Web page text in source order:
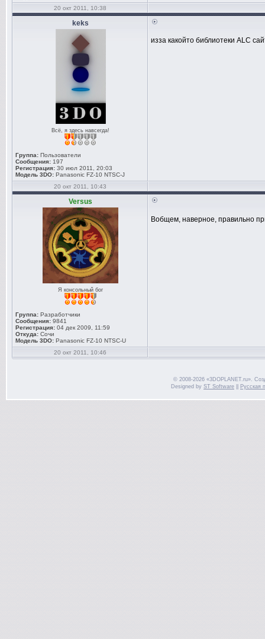
20 окт 2011, 10:38
keks
Всё, я здесь навсегда!
Группа: Пользователи
Сообщения: 197
Регистрация: 30 июл 2011, 20:03
Модель 3DO: Panasonic FZ-10 NTSC-J
изза какойто библиотеки ALC
20 окт 2011, 10:43
Versus
Я консольный бог
Группа: Разработчики
Сообщения: 9841
Регистрация: 04 дек 2009, 11:59
Откуда: Сочи
Модель 3DO: Panasonic FZ-10 NTSC-U
Вобщем, наверное, правильно
20 окт 2011, 10:46
© 2008-2026 «3DOPLANET.ru».
Designed by ST Software Русская